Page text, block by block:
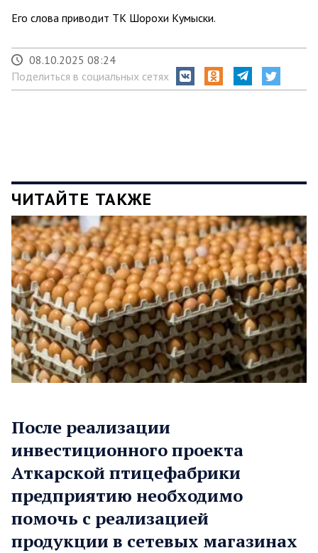
Его слова приводит ТК Шорохи Кумыски.
08.10.2025 08:24
Поделиться в социальных сетях
ЧИТАЙТЕ ТАКЖЕ
После реализации
инвестиционного проекта
Аткарской птицефабрики
предприятию необходимо
помочь с реализацией
продукции в сетевых магазинах